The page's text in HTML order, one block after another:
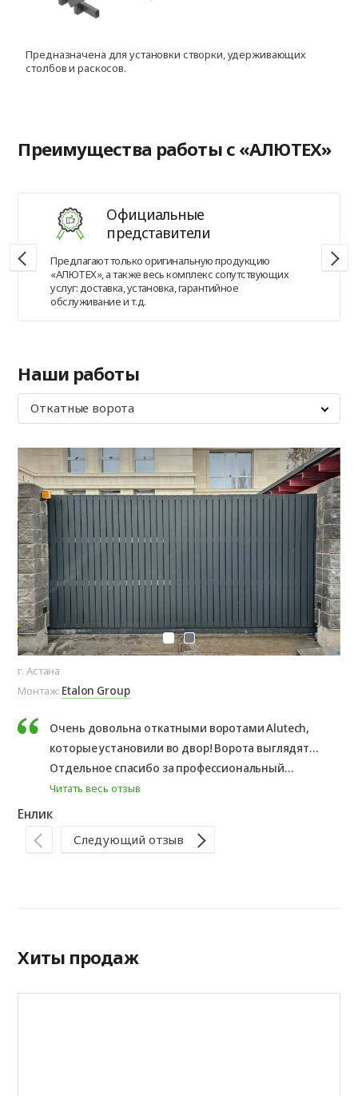
Предназначена для установки створки, удерживающих
столбов и раскосов.
Преимущества работы с «АЛЮТЕХ»
Официальные
представители
Предлагают только оригинальную продукцию
«АЛЮТЕХ», а также весь комплекс сопутствующих
услуг: доставка, установка, гарантийное
обслуживание и т.д.
Наши работы
Откатные ворота
г. Астана
Монтаж: Etalon Group
Очень довольна откатными воротами Alutech,
которые установили во двор! Ворота выглядят
стильно и современно, идеально вписались в
дизайн дома. Работают плавно и практически
бесшумно. Качество материалов и сборки на
Отдельное спасибо за профессиональный...
Читать весь отзыв
Енлик
Следующий отзыв
Хиты продаж